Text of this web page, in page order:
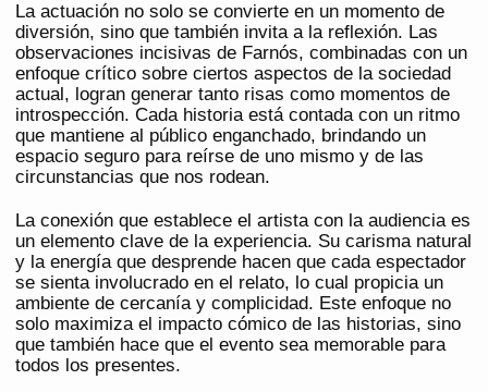
La actuación no solo se convierte en un momento de
diversión, sino que también invita a la reflexión. Las
observaciones incisivas de Farnós, combinadas con un
enfoque crítico sobre ciertos aspectos de la sociedad
actual, logran generar tanto risas como momentos de
introspección. Cada historia está contada con un ritmo
que mantiene al público enganchado, brindando un
espacio seguro para reírse de uno mismo y de las
circunstancias que nos rodean.
La conexión que establece el artista con la audiencia es
un elemento clave de la experiencia. Su carisma natural
y la energía que desprende hacen que cada espectador
se sienta involucrado en el relato, lo cual propicia un
ambiente de cercanía y complicidad. Este enfoque no
solo maximiza el impacto cómico de las historias, sino
que también hace que el evento sea memorable para
todos los presentes.